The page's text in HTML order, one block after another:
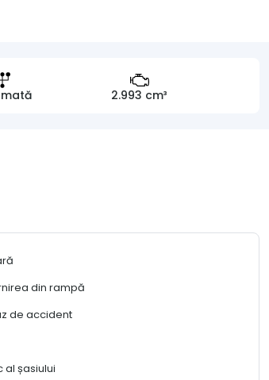
2.993 cm³
din rampă
de accident
al șasiului